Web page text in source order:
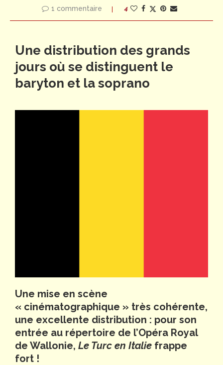
1 commentaire 4
Une distribution des grands
jours où se distinguent le
baryton et la soprano
Une mise en scène
« cinématographique » très cohérente,
une excellente distribution : pour son
entrée au répertoire de l’Opéra Royal
de Wallonie, Le Turc en Italie frappe
fort !